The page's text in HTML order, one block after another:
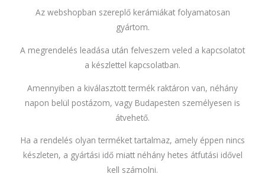
Az webshopban szereplő kerámiákat folyamatosan
gyártom.
A megrendelés leadása után felveszem veled a kapcsolatot
a készlettel kapcsolatban.
Amennyiben a kiválasztott termék raktáron van, néhány
napon belül postázom, vagy Budapesten személyesen is
átvehető.
Ha a rendelés olyan terméket tartalmaz, amely éppen nincs
készleten, a gyártási idő miatt néhány hetes átfutási idővel
kell számolni.